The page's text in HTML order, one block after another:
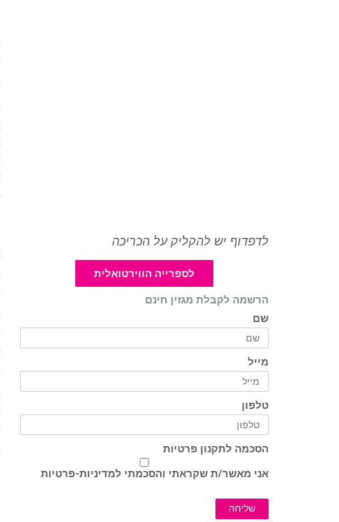
לדפדוף יש להקליק על הכריכה
לספרייה הווירטואלית
הרשמה לקבלת מגזין חינם
שם
מייל
טלפון
הסכמה לתקנון פרטיות
אני מאשר/ת שקראתי והסכמתי למדיניות-פרטיות
שליחה